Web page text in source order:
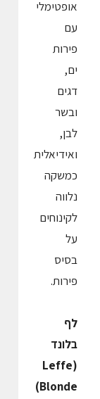
אופטימלי
עם
פירות
ים,
דגים
ובשר
לבן,
ואידיאלית
כמשקה
נלווה
לקינוחים
על
בסיס
פירות.
לף
בלונד
(Leffe
Blonde)